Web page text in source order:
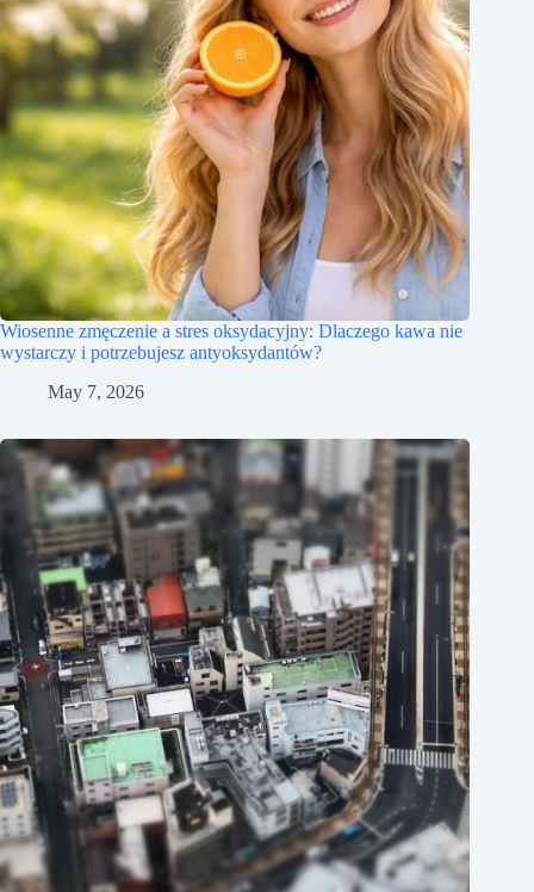
Wiosenne zmęczenie a stres oksydacyjny: Dlaczego kawa nie
wystarczy i potrzebujesz antyoksydantów?
May 7, 2026